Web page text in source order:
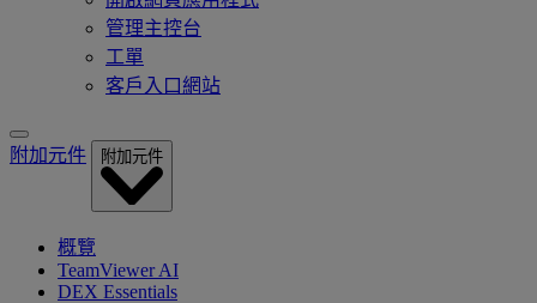
管理主控台
工單
客戶入口網站
附加元件 附加元件
概覽
TeamViewer AI
DEX Essentials